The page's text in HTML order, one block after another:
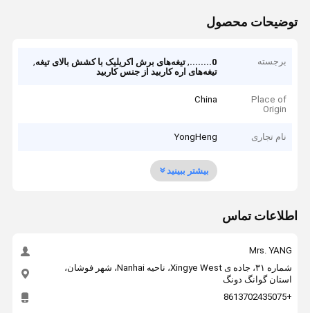
توضیحات محصول
برجسته 0........
,تیغه‌های برش اکریلیک با کشش بالای تیغه,
تیغه‌های اره کاربید از جنس کاربید
Place of
Origin
China
نام تجاری YongHeng
بیشتر ببینید
اطلاعات تماس
Mrs. YANG
شماره ۳۱، جاده ی Xingye West، ناحیه Nanhai، شهر فوشان،
استان گوانگ دونگ
+8613702435075